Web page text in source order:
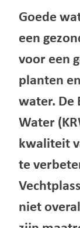
Goede
een
voor een
planten
water. De
Water
kwaliteit
te
niet